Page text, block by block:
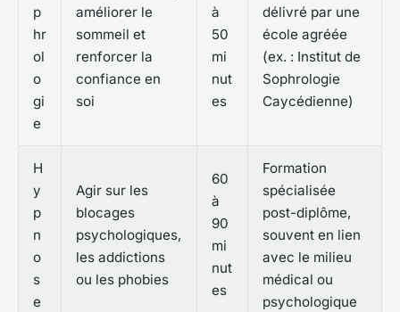
p
hr
ol
o
gi
e
améliorer le
sommeil et
renforcer la
confiance en
soi
à
50
mi
nut
es
délivré par une
école agréée
(ex. : Institut de
Sophrologie
Caycédienne)
H
y
p
n
o
s
e
Agir sur les
blocages
psychologiques,
les addictions
ou les phobies
60
à
90
mi
nut
es
Formation
spécialisée
post-diplôme,
souvent en lien
avec le milieu
médical ou
psychologique